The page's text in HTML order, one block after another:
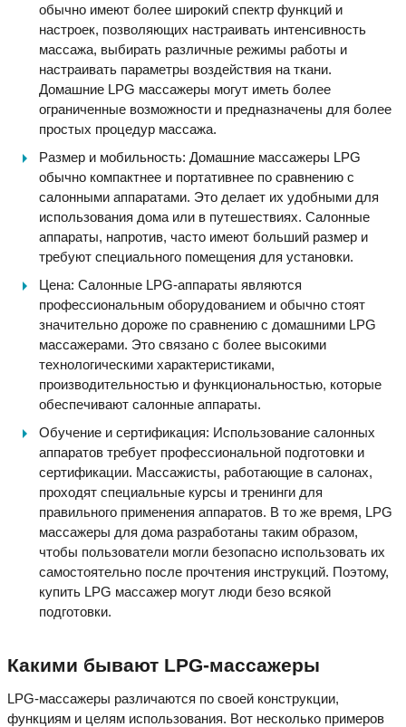
обычно имеют более широкий спектр функций и
настроек, позволяющих настраивать интенсивность
массажа, выбирать различные режимы работы и
настраивать параметры воздействия на ткани.
Домашние LPG массажеры могут иметь более
ограниченные возможности и предназначены для более
простых процедур массажа.
Размер и мобильность: Домашние массажеры LPG
обычно компактнее и портативнее по сравнению с
салонными аппаратами. Это делает их удобными для
использования дома или в путешествиях. Салонные
аппараты, напротив, часто имеют больший размер и
требуют специального помещения для установки.
Цена: Салонные LPG-аппараты являются
профессиональным оборудованием и обычно стоят
значительно дороже по сравнению с домашними LPG
массажерами. Это связано с более высокими
технологическими характеристиками,
производительностью и функциональностью, которые
обеспечивают салонные аппараты.
Обучение и сертификация: Использование салонных
аппаратов требует профессиональной подготовки и
сертификации. Массажисты, работающие в салонах,
проходят специальные курсы и тренинги для
правильного применения аппаратов. В то же время, LPG
массажеры для дома разработаны таким образом,
чтобы пользователи могли безопасно использовать их
самостоятельно после прочтения инструкций. Поэтому,
купить LPG массажер могут люди безо всякой
подготовки.
Какими бывают LPG-массажеры
LPG-массажеры различаются по своей конструкции,
функциям и целям использования. Вот несколько примеров